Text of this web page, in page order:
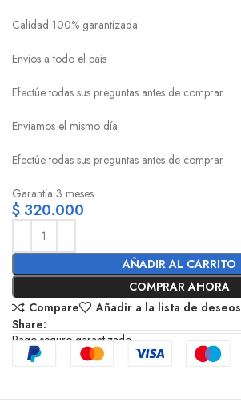
Calidad 100% garantízada
Envíos a todo el país
Efectúe todas sus preguntas antes de comprar
Enviamos el mismo día
Efectúe todas sus preguntas antes de comprar
Garantía 3 meses
$ 320.000
AÑADIR AL CARRITO
COMPRAR AHORA
Compare
Añadir a la lista de deseos
Share:
Pago seguro garantizado